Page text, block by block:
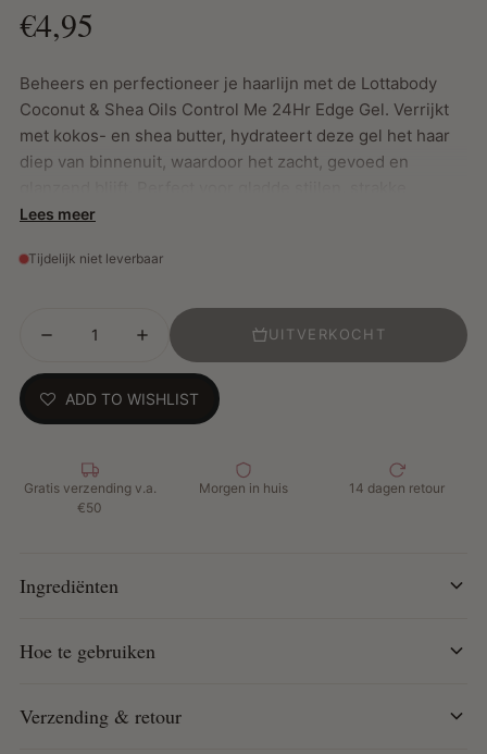
€4,95
Beheers en perfectioneer je haarlijn met de Lottabody
Coconut & Shea Oils Control Me 24Hr Edge Gel. Verrijkt
met kokos- en shea butter, hydrateert deze gel het haar
diep van binnenuit, waardoor het zacht, gevoed en
paardenstaarten, updo’s en gestructureerde looks.
Controleert, fixeert en verzacht de haarlijn
Hydrateert en versterkt zonder schilfers
Niet-plakkerig, niet-vettig en maakt het haar niet hard
Geschikt voor zowel relaxed als natuurlijk haar
Hoe te gebruiken:
Breng met je vingertoppen aan op de
haarlijn om pluis te controleren en een gepolijste, gladde
Lees meer
Tijdelijk niet leverbaar
UITVERKOCHT
ADD TO WISHLIST
Gratis verzending v.a.
€50
Morgen in huis 14 dagen retour
Ingrediënten
Hoe te gebruiken
Verzending & retour